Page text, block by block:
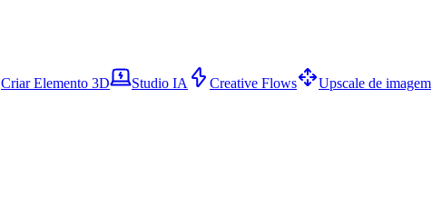
Criar Elemento 3D Studio IA Creative Flows Upscale de imagem